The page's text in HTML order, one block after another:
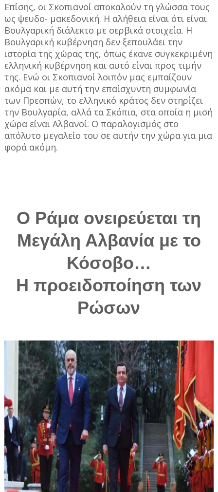
Επίσης, οι Σκοπιανοί αποκαλούν τη γλώσσα τους
ως ψευδο- μακεδονική. Η αλήθεια είναι ότι είναι
Βουλγαρική διάλεκτο με σερβικά στοιχεία. Η
Βουλγαρική κυβέρνηση δεν ξεπουλάει την
ιστορία της χώρας της, όπως έκανε συγκεκριμένη
ελληνική κυβέρνηση και αυτό είναι προς τιμήν
της. Ενώ οι Σκοπιανοί λοιπόν μας εμπαίζουν
ακόμα και με αυτή την επαίσχυντη συμφωνία
των Πρεσπών, το ελληνικό κράτος δεν στηρίζει
την Βουλγαρία, αλλά τα Σκόπια, στα οποία η μισή
χώρα είναι Αλβανοί. Ο παραλογισμός στο
απόλυτο μεγαλείο του σε αυτήν την χώρα για μια
φορά ακόμη.
O Ράμα ονειρεύεται τη
Μεγάλη Αλβανία με το
Κόσοβο…
Η προειδοποίηση των
Ρώσων